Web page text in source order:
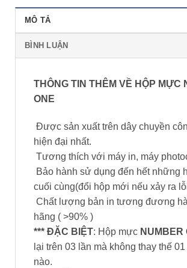
MÔ TẢ
BÌNH LUẬN
THÔNG TIN THÊM VỀ HỘP MỰC
ONE
Được sản xuất trên dây chuyền
hiện đại nhất.
Tương thích với máy in, máy
Bảo hành sử dụng đến hết những
cuối cùng(đổi hộp mới nếu xảy ra
Chất lượng bản in tương đương
hãng ( >90% )
*** ĐẶC BIỆT: Hộp mực NUMBER
lại trên 03 lần mà không thay thế
nào.